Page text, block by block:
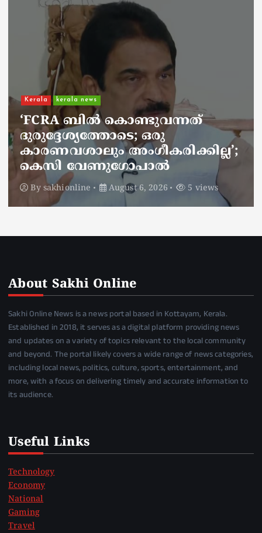
kerala news
ചാലിശേരിയില്‍ സര്‍ക്കാര്‍
ജനകീയ ആരോഗ്യകേന്ദ്രത്തില്‍
നഴ്സിന് അണലിയുടെ കടിയേറ്റു;
അണലിയുടെ കടിയേറ്റത്
ഡ്യൂട്ടിക്കിടെ
By sakhionline August 6, 2026 4 views
About Sakhi Online
Sakhi Online News is a news portal based in Kottayam, Kerala.
Established in 2018, it serves as a digital platform providing news
and updates on a variety of topics relevant to the local community
and beyond. The portal likely covers a wide range of news categories,
including local news, politics, culture, sports, entertainment, and
more, with a focus on delivering timely and accurate information to
its audience.
Useful Links
Technology
Economy
National
Gaming
Travel